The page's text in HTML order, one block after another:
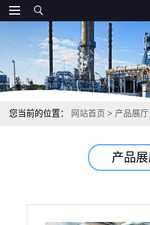
您当前的位置： 网站首页 > 产品展厅
产品